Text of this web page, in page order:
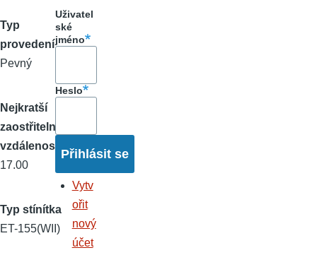
Typ
provedení
Pevný
Nejkratší
zaostřitelná
vzdálenost
17.00
Typ stínítka
ET-155(WII)
Uživatel
ské
jméno
Heslo
Vytv
ořit
nový
účet